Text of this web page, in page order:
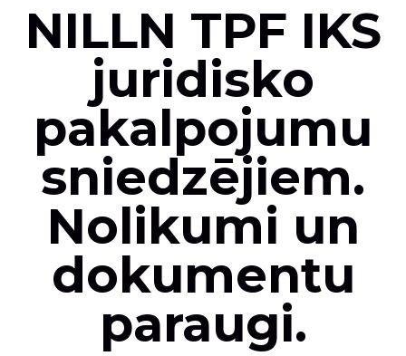
NILLN TPF IKS
juridisko
pakalpojumu
sniedzējiem.
Nolikumi un
dokumentu
paraugi.